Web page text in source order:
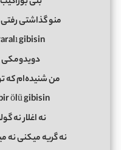
منو گذاشتی
gibisin
دویدومکی
من شنیده‌ام
ölü gibisin
نه اغلار نه
نه گریه میکنی نه